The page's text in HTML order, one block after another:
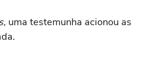
uma testemunha acionou as